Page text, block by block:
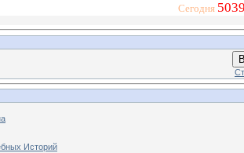
Сегодня
Историй